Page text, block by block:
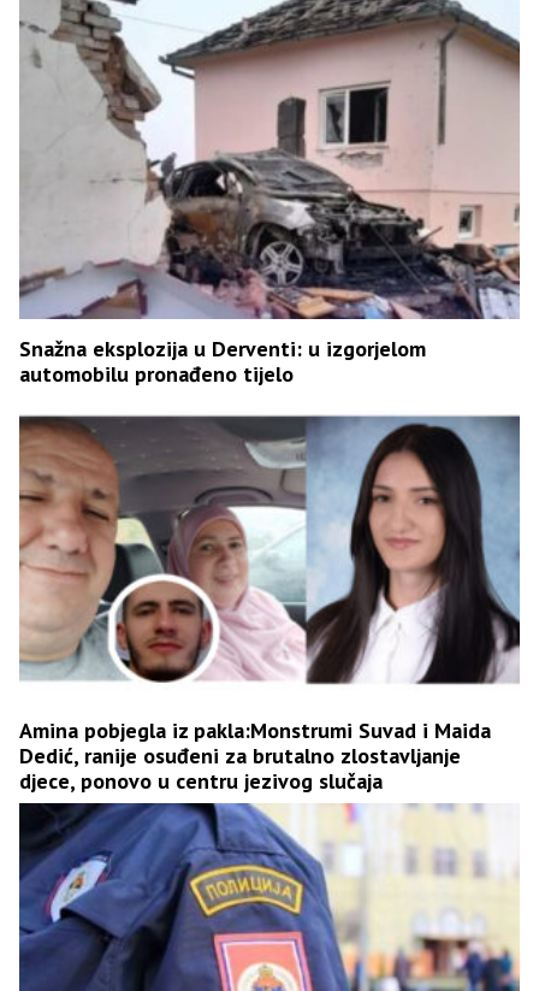
Snažna eksplozija u Derventi: u izgorjelom
automobilu pronađeno tijelo
Amina pobjegla iz pakla:Monstrumi Suvad i Maida
Dedić, ranije osuđeni za brutalno zlostavljanje
djece, ponovo u centru jezivog slučaja